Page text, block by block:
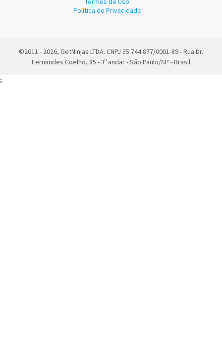
Política de Privacidade
©2011 - 2026, GetNinjas LTDA. CNPJ 55.744.877/0001-89 - Rua Dr.
Fernandes Coelho, 85 - 3º andar - São Paulo/SP - Brasil
;